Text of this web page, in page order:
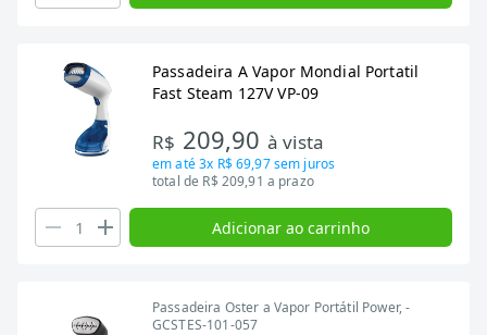
Passadeira A Vapor Mondial Portatil
Fast Steam 127V VP-09
R$ 209,90 à vista
em até3x R$ 69,97sem juros
total de R$ 209,91 a prazo
Adicionar ao carrinho
Passadeira Oster a Vapor Portátil Power, -
GCSTES-101-057